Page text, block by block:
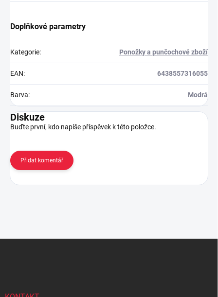
Doplňkové parametry
Kategorie: Ponožky a punčochové zboží
EAN: 6438557316055
Barva: Modrá
Diskuze
Buďte první, kdo napíše příspěvek k této položce.
Přidat komentář